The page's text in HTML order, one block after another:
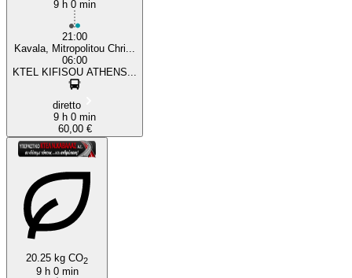
9 h 0 min
21:00
Kavala, Mitropolitou Chri...
06:00
KTEL KIFISOU ATHENS...
diretto
9 h 0 min
60,00 €
20.25 kg CO2
9 h 0 min